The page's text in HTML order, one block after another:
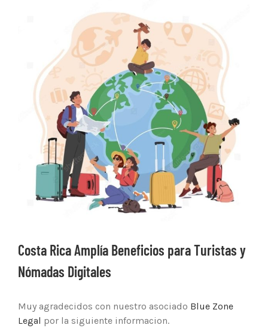
Costa Rica Amplía Beneficios para Turistas y
Nómadas Digitales
Muy agradecidos con nuestro asociado Blue Zone
Legal por la siguiente informacion.